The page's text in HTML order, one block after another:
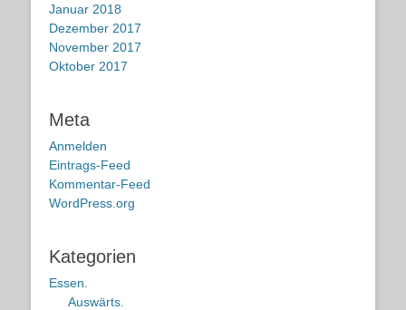
Januar 2018
Dezember 2017
November 2017
Oktober 2017
Meta
Anmelden
Eintrags-Feed
Kommentar-Feed
WordPress.org
Kategorien
Essen.
Auswärts.